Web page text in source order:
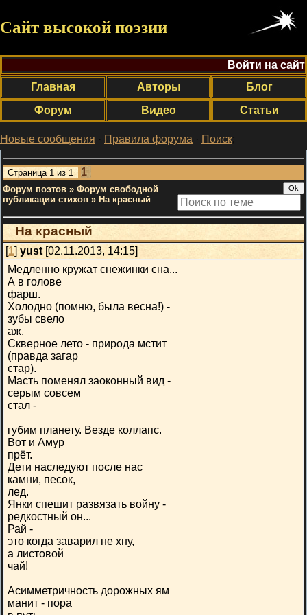
Сайт высокой поэзии
Войти на сайт
Главная
Авторы
Блог
Форум
Видео Статьи
Новые сообщения · Правила форума · Поиск;
Страница 1 из 1 1
Форум поэтов » Форум свободной
публикации стихов » На красный
На красный
[1] yust [02.11.2013, 14:15]
Медленно кружат снежинки сна...
А в голове
фарш.
Холодно (помню, была весна!) -
зубы свело
аж.
Скверное лето - природа мстит
(правда загар
стар).
Масть поменял заоконный вид -
серым совсем
стал -
губим планету. Везде коллапс.
Вот и Амур
прёт.
Дети наследуют после нас
камни, песок,
лед.
Янки спешит развязать войну -
редкостный он...
Рай -
это когда заварил не хну,
а листовой
чай!
Асимметричность дорожных ям
манит - пора